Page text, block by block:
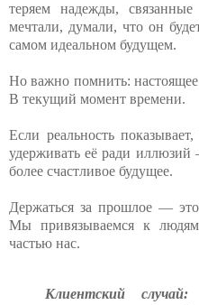
теряем надежды,
мечтали, думали, что он
самом идеальном будущем.
Но важно помнить: настоящее
В текущий момент времени.
Если реальность
удерживать её ради
более счастливое будущее.
Держаться за прошлое —
Мы привязываемся к
частью нас.
Клиентский